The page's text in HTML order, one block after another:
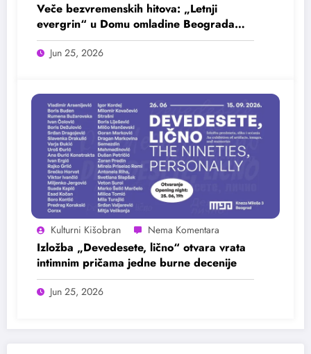
Veče bezvremenskih hitova: „Letnji
evergrin“ u Domu omladine Beograda
25. juna
Jun 25, 2026
Kulturni Kišobran
Izložba „Devedesete, lično“ otvara vrata
intimnim pričama jedne burne decenije
Jun 25, 2026